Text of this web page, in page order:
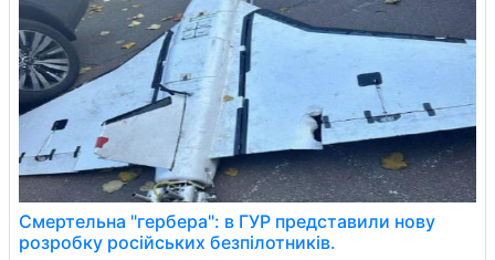
Смертельна "гербера": в ГУР представили нову
розробку російських безпілотників.